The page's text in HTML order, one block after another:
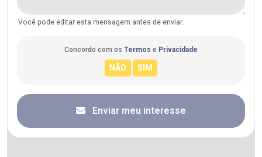
Você pode editar esta mensagem antes de enviar.
Concordo com os Termos e Privacidade
Enviar meu interesse